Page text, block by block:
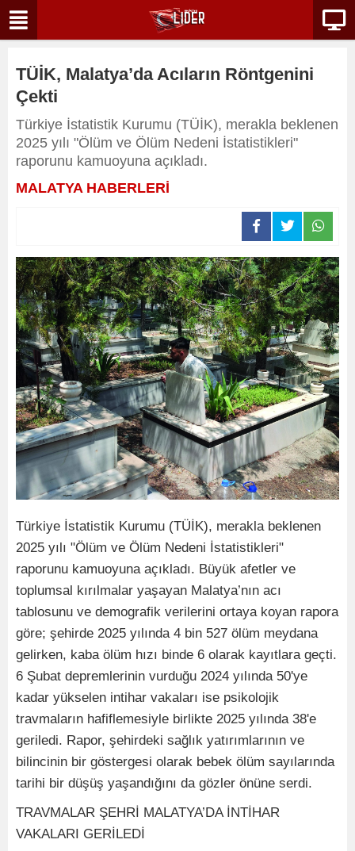
TÜİK, Malatya’da Acıların Röntgenini
Çekti
Türkiye İstatistik Kurumu (TÜİK), merakla beklenen
2025 yılı "Ölüm ve Ölüm Nedeni İstatistikleri"
raporunu kamuoyuna açıkladı.
MALATYA HABERLERİ
Türkiye İstatistik Kurumu (TÜİK), merakla beklenen
2025 yılı "Ölüm ve Ölüm Nedeni İstatistikleri"
raporunu kamuoyuna açıkladı. Büyük afetler ve
toplumsal kırılmalar yaşayan Malatya’nın acı
tablosunu ve demografik verilerini ortaya koyan rapora
göre; şehirde 2025 yılında 4 bin 527 ölüm meydana
gelirken, kaba ölüm hızı binde 6 olarak kayıtlara geçti.
6 Şubat depremlerinin vurduğu 2024 yılında 50'ye
kadar yükselen intihar vakaları ise psikolojik
travmaların hafiflemesiyle birlikte 2025 yılında 38'e
geriledi. Rapor, şehirdeki sağlık yatırımlarının ve
bilincinin bir göstergesi olarak bebek ölüm sayılarında
tarihi bir düşüş yaşandığını da gözler önüne serdi.
TRAVMALAR ŞEHRİ MALATYA’DA İNTİHAR
VAKALARI GERİLEDİ